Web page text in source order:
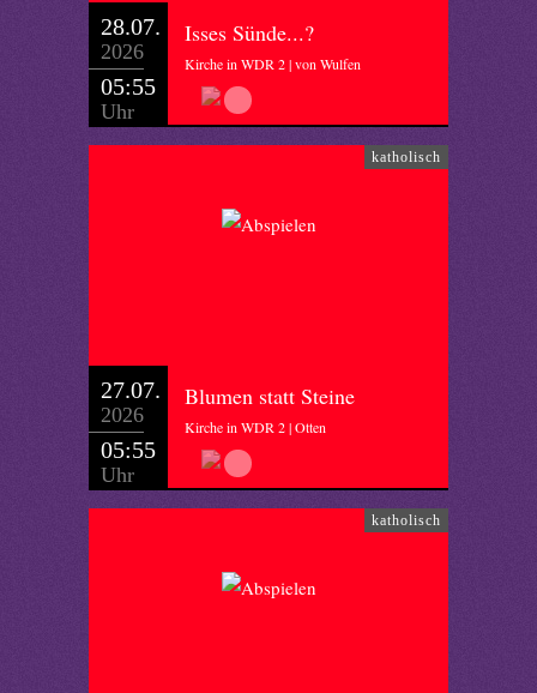
28.07.
2026
05:55
Uhr
Isses Sünde...?
Kirche in WDR 2 | von Wulfen
katholisch
27.07.
2026
05:55
Uhr
Blumen statt Steine
Kirche in WDR 2 | Otten
katholisch